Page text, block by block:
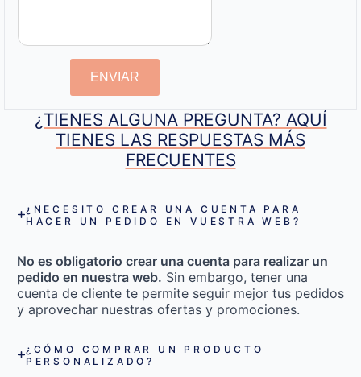
ENVIAR
¿TIENES ALGUNA PREGUNTA? AQUÍ
TIENES LAS RESPUESTAS MÁS
FRECUENTES
¿NECESITO CREAR UNA CUENTA PARA
HACER UN PEDIDO EN VUESTRA WEB?
No es obligatorio crear una cuenta para realizar un
pedido en nuestra web. Sin embargo, tener una
cuenta de cliente te permite seguir mejor tus pedidos
y aprovechar nuestras ofertas y promociones.
¿CÓMO COMPRAR UN PRODUCTO
PERSONALIZADO?